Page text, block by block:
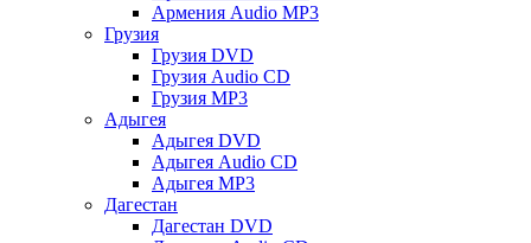
Армения Audio MP3
Грузия
Грузия DVD
Грузия Audio CD
Грузия MP3
Адыгея
Адыгея DVD
Адыгея Audio CD
Адыгея MP3
Дагестан
Дагестан DVD